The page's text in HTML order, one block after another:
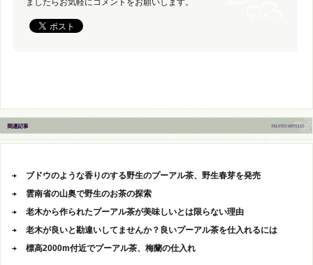
ましたらお気軽にコメントをお願いします。
ブドウのような香りのする野生のプーアル茶、野生春芽を発売
雲南省の山奥で野生のお茶の探索
老木から作られたプーアル茶が美味しいとは限らない理由
老木が良いと勘違いしてませんか？良いプーアル茶を仕入れるには
標高2000m付近でプーアル茶、梅蘭の仕入れ